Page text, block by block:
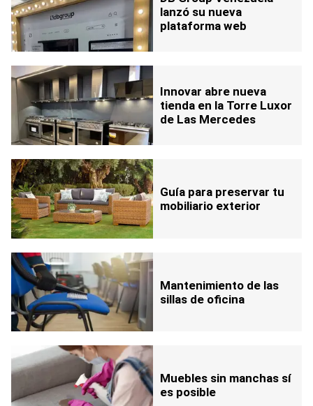
lanzó su nueva
plataforma web
Innovar abre nueva
tienda en la Torre Luxor
de Las Mercedes
Guía para preservar tu
mobiliario exterior
Mantenimiento de las
sillas de oficina
Muebles sin manchas sí
es posible